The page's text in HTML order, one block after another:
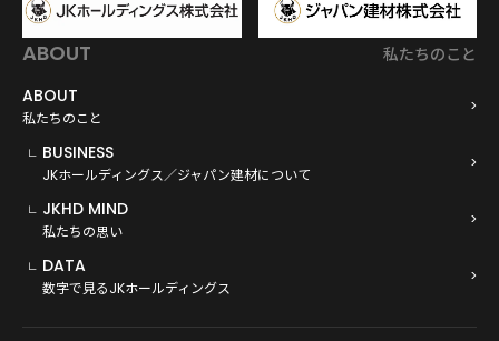
ABOUT
私たちのこと
ABOUT
私たちのこと
BUSINESS
JKホールディングス／ジャパン建材について
JKHD MIND
私たちの思い
DATA
数字で見るJKホールディングス